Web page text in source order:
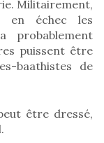
Militairement,
en échec les
probablement
puissent être
baathistes de
être dressé,